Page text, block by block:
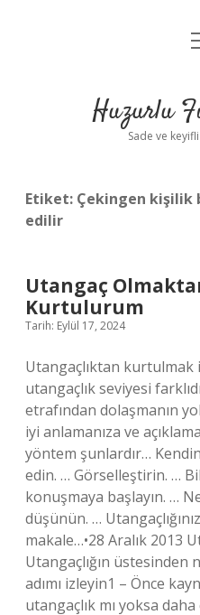
Huzurlu
Sade ve
Etiket: Çekingen kişilik
edilir
Utangaç
Kurtulurum
Tarih: Eylül 17, 2024
Utangaçlıktan kurtulmak
utangaçlık seviyesi
etrafından dolaşmanın
iyi anlamanıza ve
yöntem şunlardır…
edin. … Görselleştirin. …
konuşmaya başlayın. …
düşünün. …
makale…•28 Aralık 2013
Utangaçlığın üstesinden
adımı izleyin1 – Önce
utangaçlık mı yoksa